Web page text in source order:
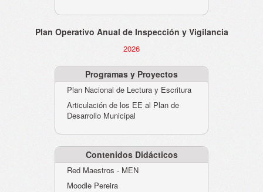
Plan Operativo Anual de Inspección y Vigilancia
2026
Programas y Proyectos
Plan Nacional de Lectura y Escritura
Articulación de los EE al Plan de
Desarrollo Municipal
Contenidos Didácticos
Red Maestros - MEN
Moodle Pereira